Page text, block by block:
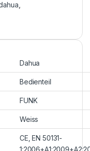
Dahua
Bedienteil
FUNK
Weiss
CE, EN 50131-